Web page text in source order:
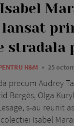
lansat
stradala
H&M 25
precum Audrey
Bergès, Olga
s-au reunit
Isabel